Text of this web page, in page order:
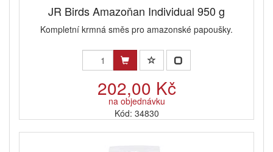
JR Birds Amazoňan Individual 950 g
Kompletní krmná směs pro amazonské papoušky.
202,00 Kč
na objednávku
Kód: 34830